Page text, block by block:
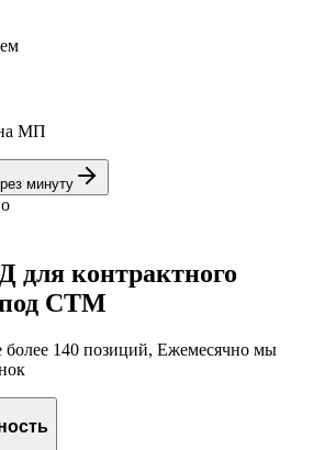
МП
минуту
для контрактного
под СТМ
более 140 позиций, Ежемесячно мы